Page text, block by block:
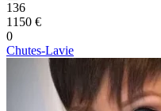
136
1150 €
0
Chutes-Lavie